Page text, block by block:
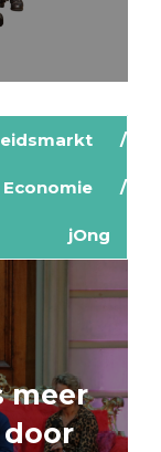
Economie
jOng
meer